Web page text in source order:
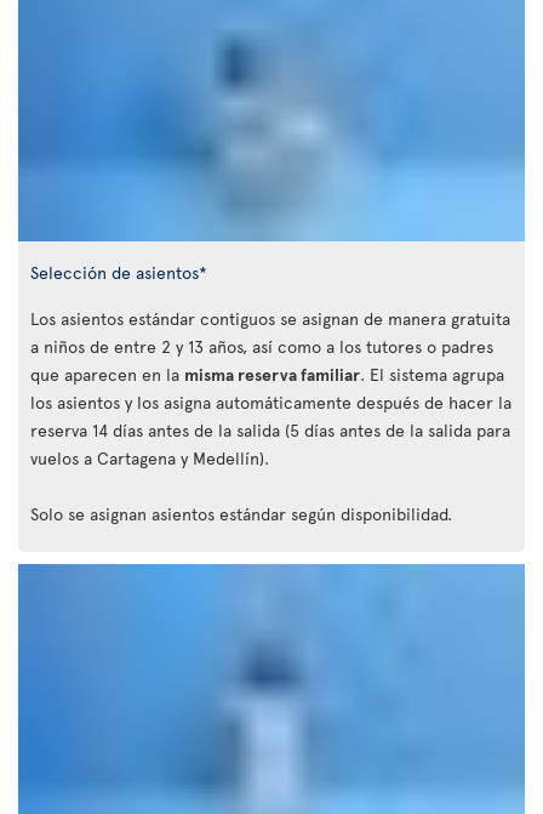
Selección de asientos*
Los asientos estándar contiguos se asignan de manera gratuita
a niños de entre 2 y 13 años, así como a los tutores o padres
que aparecen en la misma reserva familiar. El sistema agrupa
los asientos y los asigna automáticamente después de hacer la
reserva 14 días antes de la salida (5 días antes de la salida para
vuelos a Cartagena y Medellín).
Solo se asignan asientos estándar según disponibilidad.